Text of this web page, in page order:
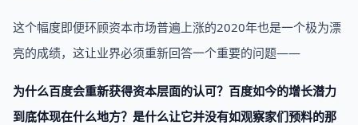
这个幅度即便环顾资本市场普遍上涨的2020年也是一个极为漂
亮的成绩，这让业界必须重新回答一个重要的问题——
为什么百度会重新获得资本层面的认可？百度如今的增长潜力
到底体现在什么地方？是什么让它并没有如观察家们预料的那